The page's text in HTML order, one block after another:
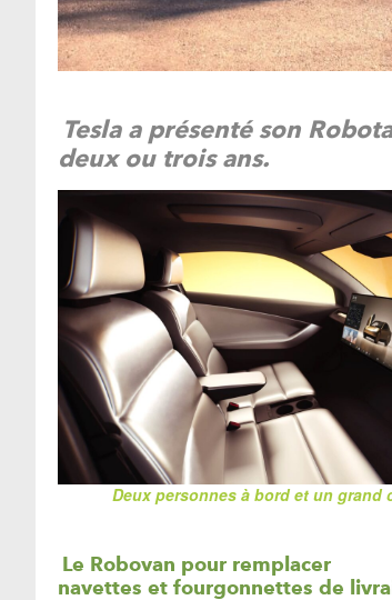
Tesla a présenté son
deux ou trois ans.
Deux personnes à bord et un grand
Le Robovan pour remplacer
navettes et fourgonnettes de